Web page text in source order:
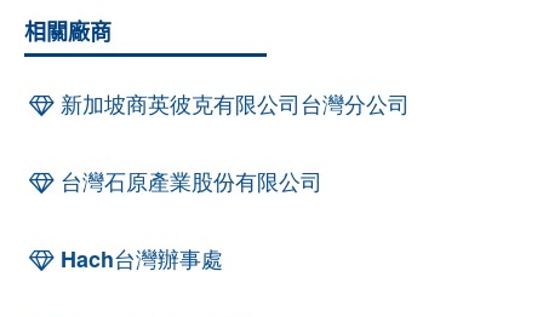
相關廠商
新加坡商英彼克有限公司台灣分公司
台灣石原產業股份有限公司
Hach台灣辦事處